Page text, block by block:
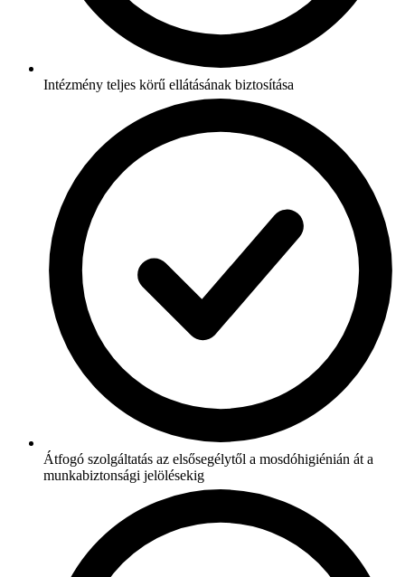
Intézmény teljes körű ellátásának biztosítása
Átfogó szolgáltatás az elsősegélytől a mosdóhigiénián át a
munkabiztonsági jelölésekig